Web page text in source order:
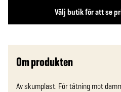
Välj butik för att se
Om produkten
Av skumplast. För tätning mot